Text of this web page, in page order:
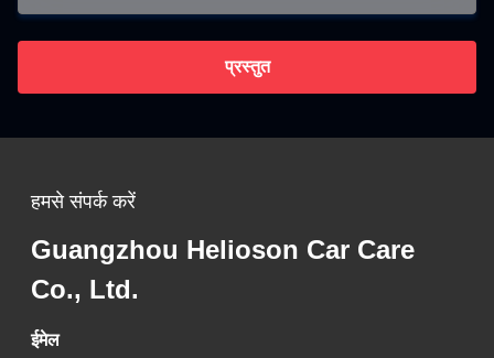
प्रस्तुत
हमसे संपर्क करें
Guangzhou Helioson Car Care
Co., Ltd.
ईमेल